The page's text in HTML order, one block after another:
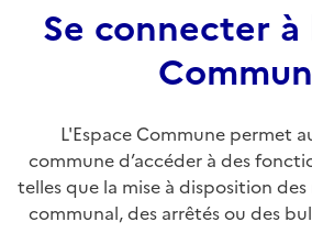
Se connecter à
L'Espace Commune permet
commune d’accéder à des
telles que la mise à disposition
communal, des arrêtés ou des